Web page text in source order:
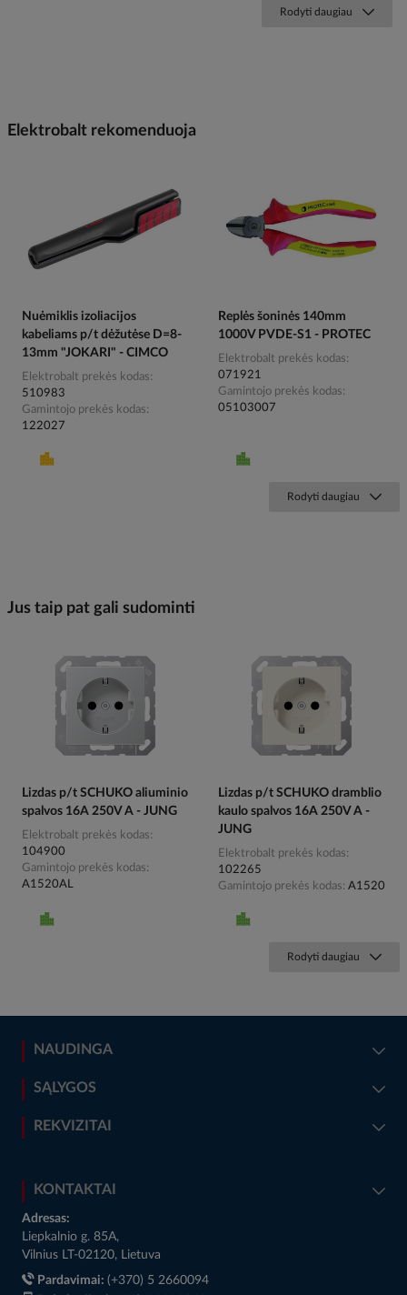
Rodyti daugiau
Elektrobalt rekomenduoja
Nuėmiklis izoliacijos
kabeliams p/t dėžutėse D=8-
13mm "JOKARI" - CIMCO
Elektrobalt prekės kodas
510983
Gamintojo prekės kodas
122027
Replės šoninės 140mm
1000V PVDE-S1 - PROTEC
Elektrobalt prekės kodas
071921
Gamintojo prekės kodas
05103007
Rodyti daugiau
Jus taip pat gali sudominti
Lizdas p/t SCHUKO aliuminio
spalvos 16A 250V A - JUNG
Elektrobalt prekės kodas
104900
Gamintojo prekės kodas
A1520AL
Lizdas p/t SCHUKO dramblio
kaulo spalvos 16A 250V A -
JUNG
Elektrobalt prekės kodas
102265
Gamintojo prekės kodas A1520
Rodyti daugiau
NAUDINGA
SĄLYGOS
REKVIZITAI
KONTAKTAI
Adresas:
Liepkalnio g. 85A,
Vilnius LT-02120, Lietuva
Pardavimai: (+370) 5 2660094